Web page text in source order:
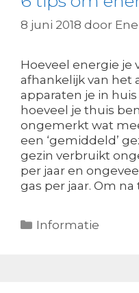
8 juni 2018 door
Hoeveel energie je
afhankelijk van het
apparaten je in
hoeveel je thuis
ongemerkt wat
een ‘gemiddeld’
gezin verbruikt
per jaar en
gas per jaar. Om na
Categorieën
Informatie